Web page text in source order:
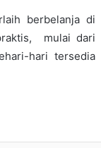
berbelanja di
mulai dari
hari tersedia